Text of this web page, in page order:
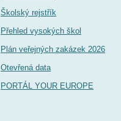
Školský rejstřík
Přehled vysokých škol
Plán veřejných zakázek 2026
Otevřená data
PORTÁL YOUR EUROPE